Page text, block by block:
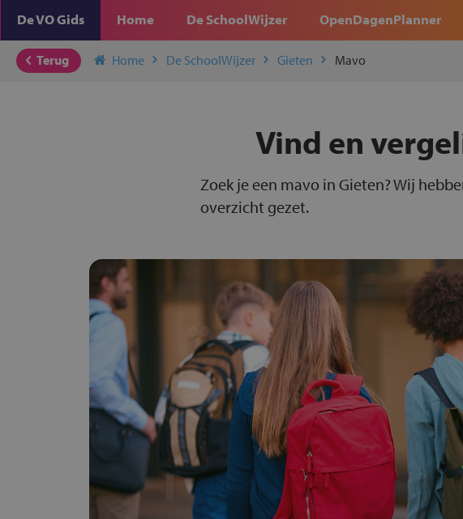
De VO Gids Home De SchoolWijzer OpenDagenPlanner
Terug Home De SchoolWijzer Gieten Mavo
Vind en
Zoek je een mavo in Gieten? Wij
overzicht gezet.